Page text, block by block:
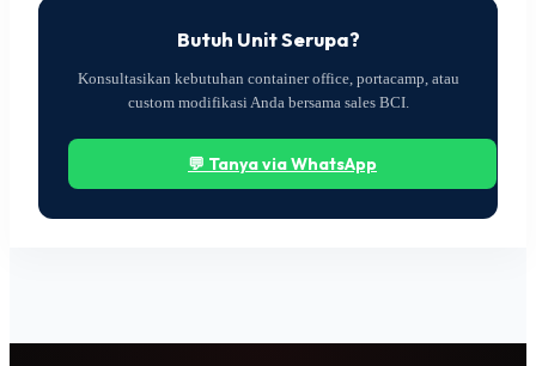
Butuh Unit Serupa?
Konsultasikan kebutuhan container office, portacamp, atau
custom modifikasi Anda bersama sales BCI.
💬 Tanya via WhatsApp